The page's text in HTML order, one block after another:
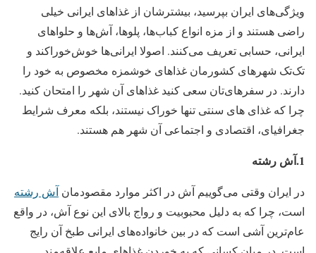
ویژگی‌های ایران بپرسید، بیشترشان از غذاهای ایرانی خیلی
راضی هستند و از مزه انواع کباب‌ها، پلوها، آش‌ها و حلواهای
ایرانی، حسابی تعریف می‌کنند. اصولا ایرانی‌ها خوش‌خوراکند و
تک‌تک شهرهای کشورمان غذاهای خوشمزه مخصوص به خود را
دارند. در سفرهای‌تان سعی کنید غذاهای آن شهر را امتحان کنید.
چرا که غذای های سنتی تنها خوراک نیستند، بلکه معرف شرایط
جغرافیای، اقتصادی و اجتماعی آن شهر هم هستند.
1.آش رشته
در ایران وقتی می‌‌‌‌‌‌‌گوییم آش در اکثر موارد مقصودمان آش رشته
است، چرا که به دلیل محبوبیت و رواج بالای این نوع آش، در واقع
عام‌‌‌‌‌‌‌ترین آشی است که در بین خانواده‌‌‌‌‌‌‌های ایرانی طبخ آن رایج